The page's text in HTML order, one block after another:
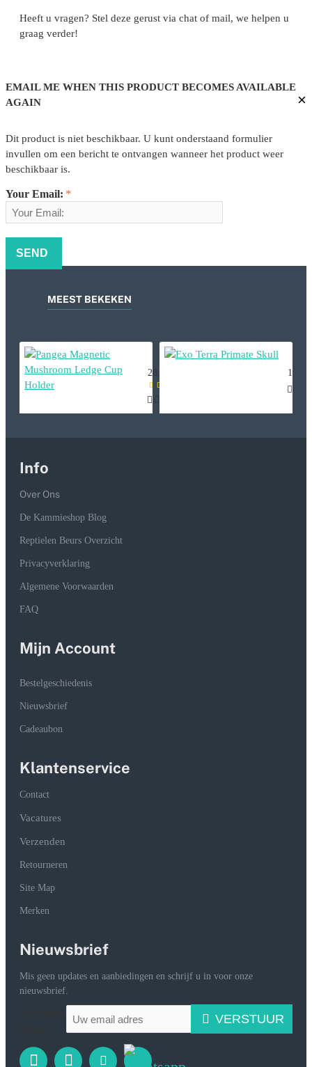
Heeft u vragen? Stel deze gerust via chat of mail, we helpen u
graag verder!
×
EMAIL ME WHEN THIS PRODUCT BECOMES AVAILABLE
AGAIN
Dit product is niet beschikbaar. U kunt onderstaand formulier
invullen om een bericht te ontvangen wanneer het product weer
beschikbaar is.
Your Email:
SEND
MEEST BEKEKEN
Pangea Magnetic Mushroom
28,95 16,39
Info
Over Ons
De Kammieshop Blog
Reptielen Beurs Overzicht
Privacyverklaring
Algemene Voorwaarden
FAQ
Mijn Account
Bestelgeschiedenis
Nieuwsbrief
Cadeaubon
Klantenservice
Contact
Vacatures
Verzenden
Retourneren
Site Map
Merken
Nieuwsbrief
Mis geen updates en aanbiedingen en schrijf u in voor onze
nieuwsbrief.
VERSTUUR